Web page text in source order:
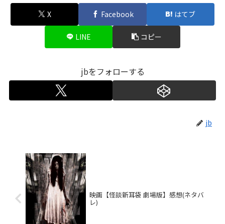
X Facebook はてブ
LINE コピー
jbをフォローする
jb
映画【怪談新耳袋 劇場版】感想(ネタバ
レ)